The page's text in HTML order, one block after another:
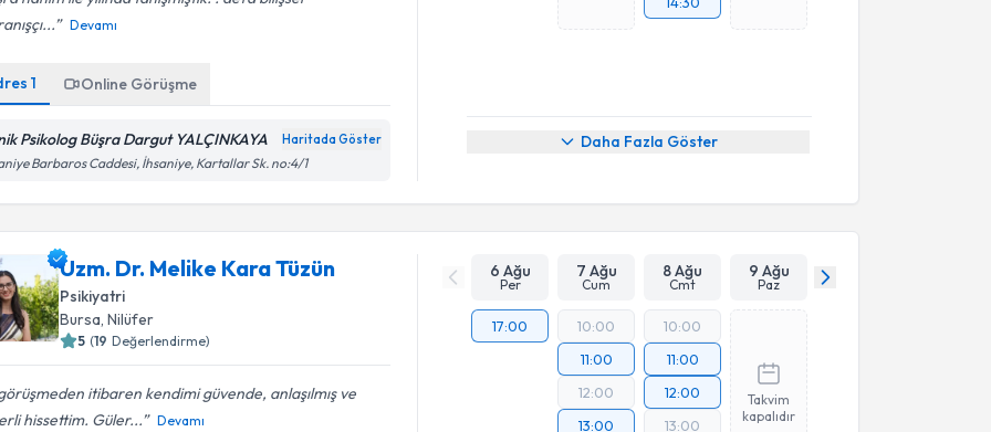
Devamı
1 Online Görüşme
Psikolog Büşra Dargut YALÇINKAYA Haritada Göster
Barbaros Caddesi, İhsaniye, Kartallar Sk. no:4/1
Daha Fazla Göster
Uzm. Dr. Melike Kara Tüzün
Psikiyatri
Bursa , Nilüfer
5 (19 Değerlendirme)
itibaren kendimi güvende, anlaşılmış ve
hissettim. Güler...
Devamı
6 Ağu
Per
7 Ağu
Cum
8 Ağu
Cmt
9 Ağu
Paz
17:00
10:00
11:00
12:00
13:00
10:00
11:00
12:00
13:00
Takvim
kapalıdır